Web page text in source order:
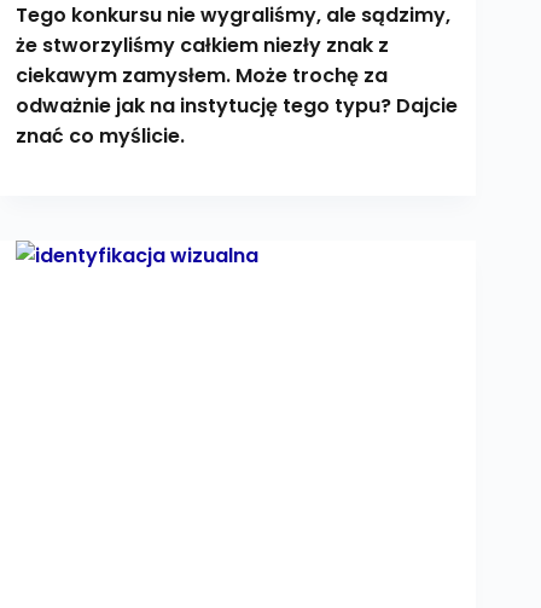
Tego konkursu nie wygraliśmy, ale sądzimy,
że stworzyliśmy całkiem niezły znak z
ciekawym zamysłem. Może trochę za
odważnie jak na instytucję tego typu? Dajcie
znać co myślicie.